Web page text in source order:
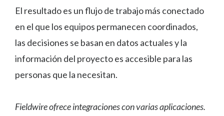
El resultado es un flujo de trabajo más conectado
en el que los equipos permanecen coordinados,
las decisiones se basan en datos actuales y la
información del proyecto es accesible para las
personas que la necesitan.
Fieldwire ofrece integraciones con varias aplicaciones.